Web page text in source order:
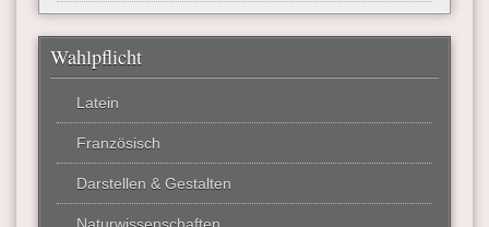
Wahlpflicht
Latein
Französisch
Darstellen & Gestalten